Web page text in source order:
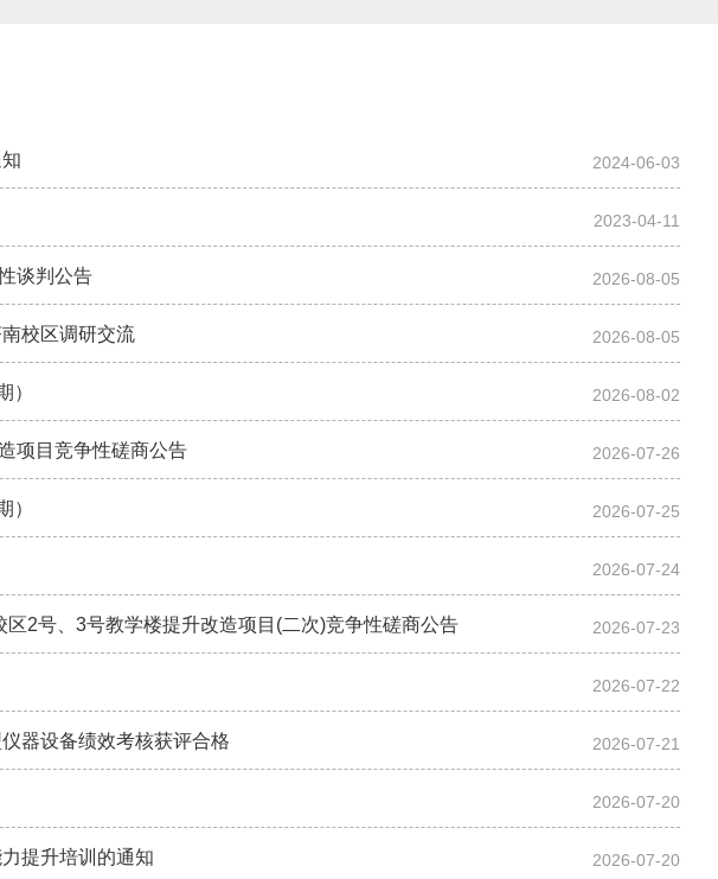
2024-06-03
2023-04-11
谈判公告 2026-08-05
校区调研交流 2026-08-05
） 2026-08-02
项目竞争性磋商公告 2026-07-26
） 2026-07-25
2026-07-24
2号、3号教学楼提升改造项目(二次)竞争性磋商公告 2026-07-23
2026-07-22
器设备绩效考核获评合格 2026-07-21
2026-07-20
提升培训的通知 2026-07-20